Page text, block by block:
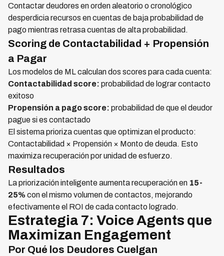
Contactar deudores en orden aleatorio o cronológico
desperdicia recursos en cuentas de baja probabilidad de
pago mientras retrasa cuentas de alta probabilidad.
Scoring de Contactabilidad + Propensión
a Pagar
Los modelos de ML calculan dos scores para cada cuenta:
Contactabilidad score: probabilidad de lograr contacto
exitoso
Propensión a pago score: probabilidad de que el deudor
pague si es contactado
El sistema prioriza cuentas que optimizan el producto:
Contactabilidad × Propensión × Monto de deuda. Esto
maximiza recuperación por unidad de esfuerzo.
Resultados
La priorización inteligente aumenta recuperación en 15-
25% con el mismo volumen de contactos, mejorando
efectivamente el ROI de cada contacto logrado.
Estrategia 7: Voice Agents que
Maximizan Engagement
Por Qué los Deudores Cuelgan